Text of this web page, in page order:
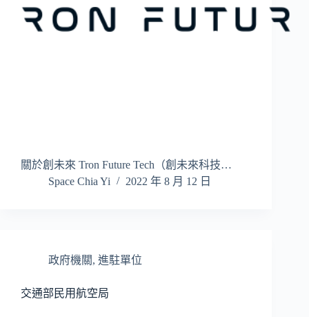
關於創未來 Tron Future Tech（創未來科技…
Space Chia Yi
2022 年 8 月 12 日
政府機關, 進駐單位
交通部民用航空局